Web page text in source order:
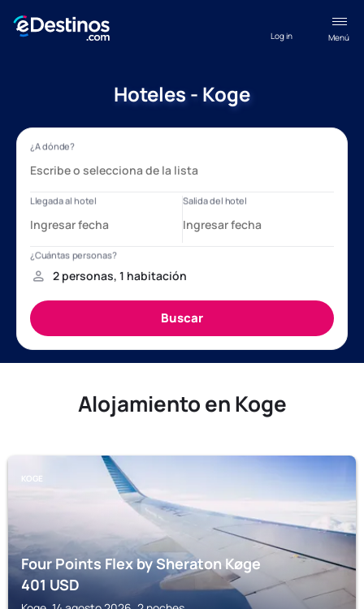
Menú
Log in
Hoteles - Koge
Alojamiento en Koge
KOGE
Four Points Flex by Sheraton Køge
401USD